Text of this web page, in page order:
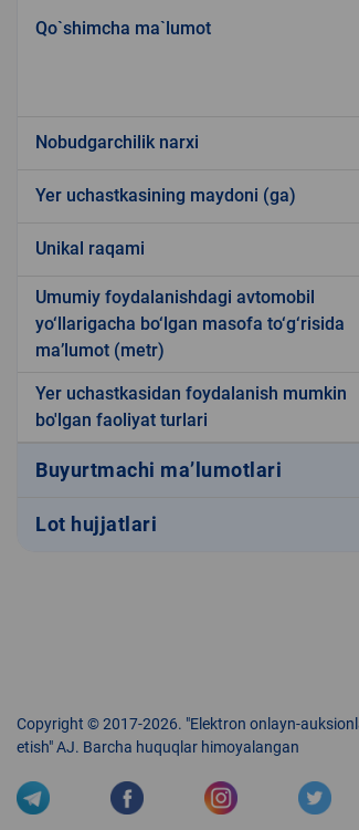
Qo`shimcha ma`lumot
Nobudgarchilik narxi
Yer uchastkasining maydoni (ga)
Unikal raqami
Umumiy foydalanishdagi avtomobil
yo‘llarigacha bo‘lgan masofa to‘g‘risida
ma’lumot (metr)
Yer uchastkasidan foydalanish mumkin
bo'lgan faoliyat turlari
Buyurtmachi ma’lumotlari
Lot hujjatlari
Copyright © 2017-2026. "Elektron onlayn-
etish" AJ. Barcha huquqlar himoyalangan